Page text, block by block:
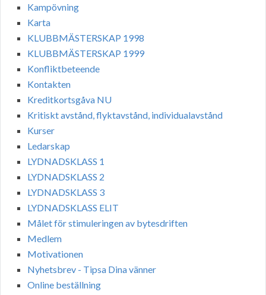
Kampövning
Karta
KLUBBMÄSTERSKAP 1998
KLUBBMÄSTERSKAP 1999
Konfliktbeteende
Kontakten
Kreditkortsgåva NU
Kritiskt avstånd, flyktavstånd, individualavstånd
Kurser
Ledarskap
LYDNADSKLASS 1
LYDNADSKLASS 2
LYDNADSKLASS 3
LYDNADSKLASS ELIT
Målet för stimuleringen av bytesdriften
Medlem
Motivationen
Nyhetsbrev - Tipsa Dina vänner
Online beställning